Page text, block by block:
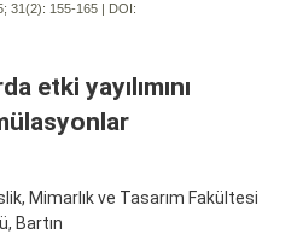
31(2): 155-165 | DOI:
etki yayılımını
Mimarlık ve Tasarım Fakültesi
Bartın